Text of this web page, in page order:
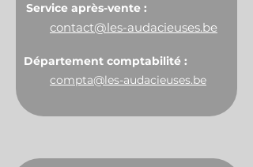
contact@les-audacieuses.be
compta@les-audacieuses.be
Service après-vente :
Département comptabilité :